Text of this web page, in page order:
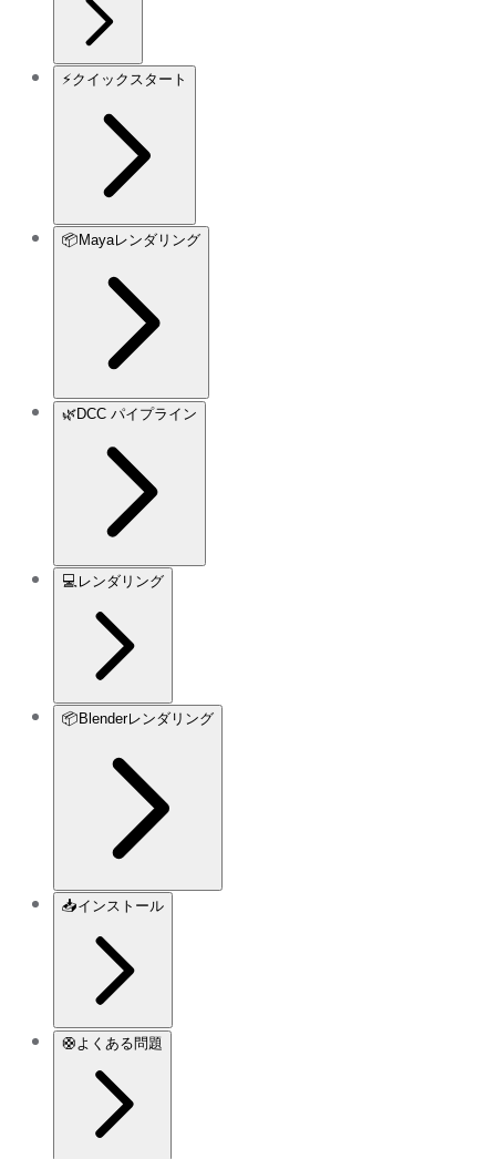
⚡クイックスタート
📦 Mayaレンダリング
🌿DCC パイプライン
💻 レンダリング
📦 Blenderレンダリング
📥インストール
🛟 よくある問題